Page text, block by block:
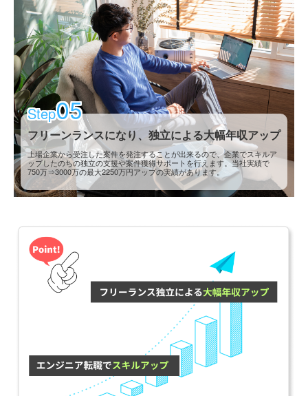
Step05
フリーンランスになり、独立による大幅年収アップ
上場企業から受注した案件を発注することが出来るので、企業でスキルア
ップしたのちの独立の支援や案件獲得サポートを行えます。当社実績で
750万⇒3000万の最大2250万円アップの実績があります。